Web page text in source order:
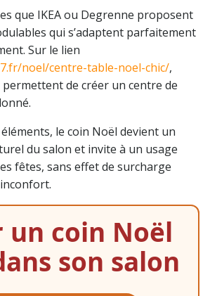
que IKEA ou Degrenne proposent
qui s’adaptent parfaitement
Sur le lien
noel/centre-table-noel-chic/,
de créer un centre de
le coin Noël devient un
du salon et invite à un usage
fêtes, sans effet de surcharge
un coin Noël
son salon